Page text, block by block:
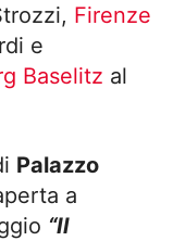
Firenze
e
Baselitz al
Palazzo
a
“Il